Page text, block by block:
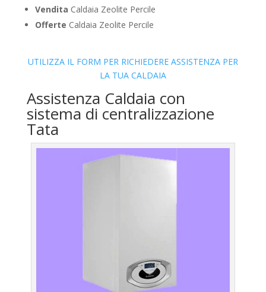
Vendita Caldaia Zeolite Percile
Offerte Caldaia Zeolite Percile
UTILIZZA IL FORM PER RICHIEDERE ASSISTENZA PER
LA TUA CALDAIA
Assistenza Caldaia con
sistema di centralizzazione
Tata